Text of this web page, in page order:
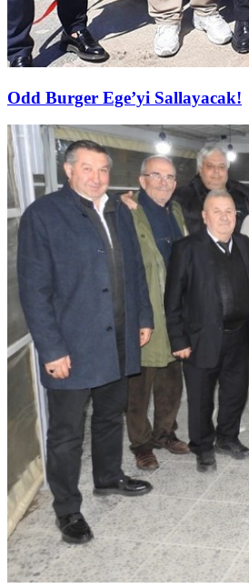
Odd Burger Ege’yi Sallayacak!